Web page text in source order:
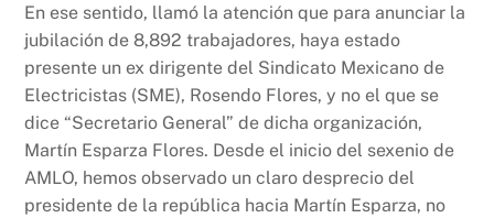
En ese sentido, llamó la atención que para anunciar la
jubilación de 8,892 trabajadores, haya estado
presente un ex dirigente del Sindicato Mexicano de
Electricistas (SME), Rosendo Flores, y no el que se
dice “Secretario General” de dicha organización,
Martín Esparza Flores. Desde el inicio del sexenio de
AMLO, hemos observado un claro desprecio del
presidente de la república hacia Martín Esparza, no